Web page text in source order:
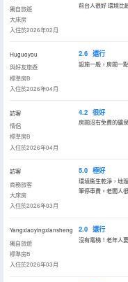
獨自旅遊
大床房
入住於2026年02月
前台人很好 環境比
Huguoyou
與好友旅遊
標準房B
入住於2026年04月
2.6 還行
設施一般，房間一
訪客
情侶
標準房B
入住於2026年04月
4.2 很好
房間沒有免費的礦
訪客
商務旅客
大床房
入住於2026年03月
5.0 極好
環境衞生乾淨，地
筆停車費。老闆人
Yangxiaoyingxiansheng
獨自旅遊
標準房B
入住於2026年03月
2.0 還行
沒有電梯！老年人